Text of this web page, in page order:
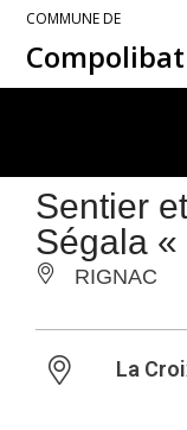
COMMUNE DE
Compolibat
Sentier
Ségala «
RIGNAC
La